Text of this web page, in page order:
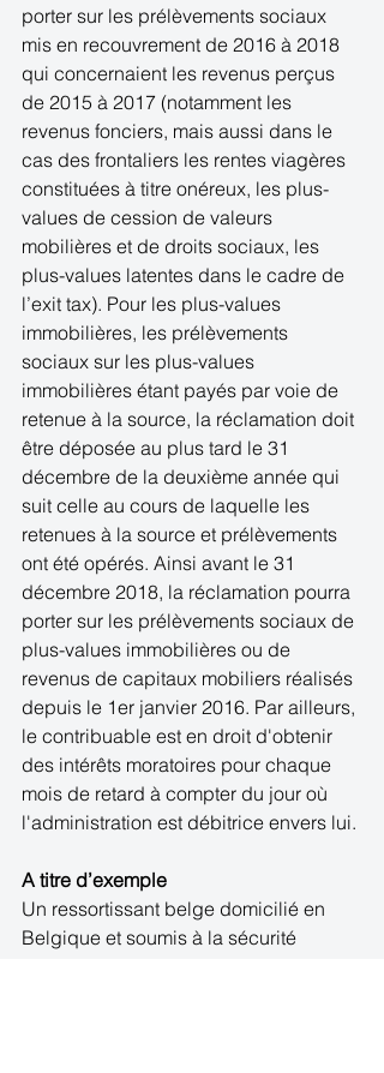
porter sur les prélèvements sociaux
mis en recouvrement de 2016 à 2018
qui concernaient les revenus perçus
de 2015 à 2017 (notamment les
revenus fonciers, mais aussi dans le
cas des frontaliers les rentes viagères
constituées à titre onéreux, les plus-
values de cession de valeurs
mobilières et de droits sociaux, les
plus-values latentes dans le cadre de
l’exit tax). Pour les plus-values
immobilières, les prélèvements
sociaux sur les plus-values
immobilières étant payés par voie de
retenue à la source, la réclamation doit
être déposée au plus tard le 31
décembre de la deuxième année qui
suit celle au cours de laquelle les
retenues à la source et prélèvements
ont été opérés. Ainsi avant le 31
décembre 2018, la réclamation pourra
porter sur les prélèvements sociaux de
plus-values immobilières ou de
revenus de capitaux mobiliers réalisés
depuis le 1er janvier 2016. Par ailleurs,
le contribuable est en droit d'obtenir
des intérêts moratoires pour chaque
mois de retard à compter du jour où
l'administration est débitrice envers lui.
A titre d’exemple
Un ressortissant belge domicilié en
Belgique et soumis à la sécurité